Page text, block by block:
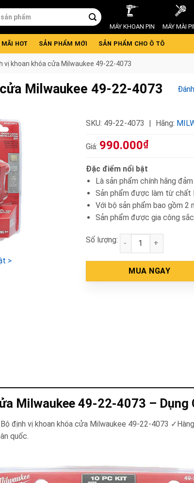
MÁY KHOAN PIN MÁY MÀI
MÃI HOT SẢN PHẨM MỚI SẢN PHẨM CHO Ô TÔ
vị khoan khóa cửa Milwaukee 49-22-4073
Milwaukee 49-22-4073
>
SKU: 49-22-4073 Hãng:
Giá: 990.000₫
Đặc điểm nổi bật
Là sản phẩm chính hãng
Sản phẩm được làm từ
Với bộ sản phẩm bao gồm 2
Sản phẩm được gia công
Số lượng: Bộ định vị khoan
MUA NGAY
Milwaukee 49-22-4073 – Dụng
định vị khoan khóa cửa Milwaukee 49-22-4073
quốc.